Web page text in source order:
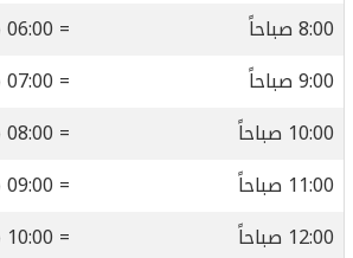
8:00 صباحاً
= 06:00 مساءً
9:00 صباحاً
= 07:00 مساءً
10:00 صباحاً
= 08:00 مساءً
11:00 صباحاً
= 09:00 مساءً
12:00 صباحاً
= 10:00 مساءً